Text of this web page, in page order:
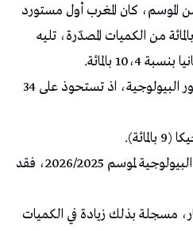
الموسم، كان المغرب أول مستورد
للتمور التونسية بنسبة 14،6 بالمائة من الكميات المصدّرة، تليه
وتظل ألمانيا الوجهة الأولى للتمور البيولوجية، اذ تستحوذ على 34
وفيما يتعلق بصادرات التمور البيولوجية لموسم 2026/2025، فقد
مليون دينار، مسجلة بذلك زيادة في الكميات